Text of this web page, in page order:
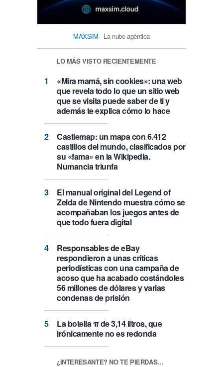
MAXSIM - La nube agéntica
LO MÁS VISTO RECIENTEMENTE
«Mira mamá, sin cookies»: una web
que revela todo lo que un sitio web
que se visita puede saber de ti y
además te explica cómo lo hace
Castlemap: un mapa con 6.412
castillos del mundo, clasificados por
su «fama» en la Wikipedia.
Numancia triunfa
El manual original del Legend of
Zelda de Nintendo muestra cómo se
acompañaban los juegos antes de
que todo fuera digital
Responsables de eBay
respondieron a unas críticas
periodísticas con una campaña de
acoso que ha acabado costándoles
56 millones de dólares y varias
condenas de prisión
La botella π de 3,14 litros, que
irónicamente no es redonda
¿INTERESANTE? NO TE PIERDAS…